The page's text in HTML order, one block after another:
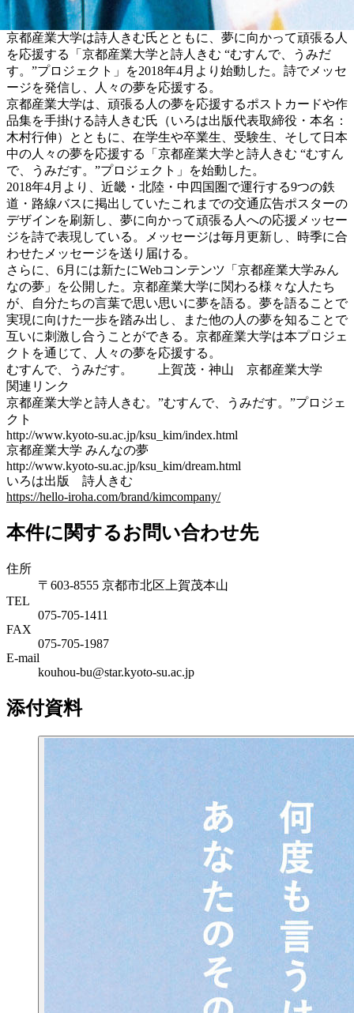
京都産業大学は詩人きむ氏とともに、夢に向かって頑張る人
を応援する「京都産業大学と詩人きむ “むすんで、うみだ
す。”プロジェクト」を2018年4月より始動した。詩でメッセ
ージを発信し、人々の夢を応援する。
京都産業大学は、頑張る人の夢を応援するポストカードや作
品集を手掛ける詩人きむ氏（いろは出版代表取締役・本名：
木村行伸）とともに、在学生や卒業生、受験生、そして日本
中の人々の夢を応援する「京都産業大学と詩人きむ “むすん
で、うみだす。”プロジェクト」を始動した。
2018年4月より、近畿・北陸・中四国圏で運行する9つの鉄
道・路線バスに掲出していたこれまでの交通広告ポスターの
デザインを刷新し、夢に向かって頑張る人への応援メッセー
ジを詩で表現している。メッセージは毎月更新し、時季に合
わせたメッセージを送り届ける。
さらに、6月には新たにWebコンテンツ「京都産業大学みん
なの夢」を公開した。京都産業大学に関わる様々な人たち
が、自分たちの言葉で思い思いに夢を語る。夢を語ることで
実現に向けた一歩を踏み出し、また他の人の夢を知ることで
互いに刺激し合うことができる。京都産業大学は本プロジェ
クトを通じて、人々の夢を応援する。
むすんで、うみだす。 上賀茂・神山 京都産業大学
関連リンク
京都産業大学と詩人きむ。”むすんで、うみだす。”プロジェ
クト
http://www.kyoto-su.ac.jp/ksu_kim/index.html
京都産業大学 みんなの夢
http://www.kyoto-su.ac.jp/ksu_kim/dream.html
いろは出版 詩人きむ
https://hello-iroha.com/brand/kimcompany/
本件に関するお問い合わせ先
住所
〒603-8555 京都市北区上賀茂本山
TEL
075-705-1411
FAX
075-705-1987
E-mail
kouhou-bu@star.kyoto-su.ac.jp
添付資料